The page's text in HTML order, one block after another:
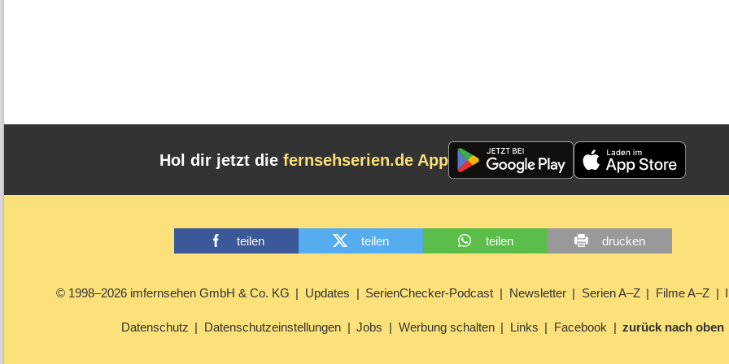
Hol dir jetzt die fernsehserien.de App
teilen teilen teilen drucken
© 1998–2026 imfernsehen GmbH & Co. KG Updates SerienChecker-Podcast Newsletter Serien A–Z Filme A–Z
Datenschutz Datenschutzeinstellungen Jobs Werbung schalten Links Facebook zurück nach oben